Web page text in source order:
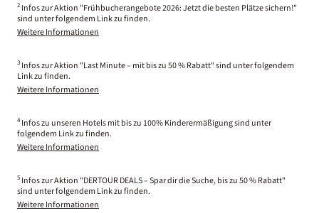
2 Infos zur Aktion "Frühbucherangebote 2026: Jetzt die besten Plätze sichern!"
sind unter folgendem Link zu finden.
Weitere Informationen
3 Infos zur Aktion "Last Minute – mit bis zu 50 % Rabatt" sind unter folgendem
Link zu finden.
Weitere Informationen
4 Infos zu unseren Hotels mit bis zu 100% Kinderermäßigung sind unter
folgendem Link zu finden.
Weitere Informationen
5 Infos zur Aktion "DERTOUR DEALS – Spar dir die Suche, bis zu 50 % Rabatt"
sind unter folgendem Link zu finden.
Weitere Informationen